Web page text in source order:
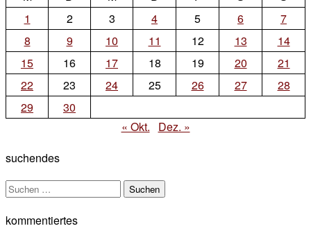
samhain
1
2 3 4 5 6
7
8
9 10 11 12 13
14
15
16 17 18 19 20
21
22
23 24 25 26 27
28
29
30
« Okt.
Dez. »
suchendes
Suchen
kommentiertes